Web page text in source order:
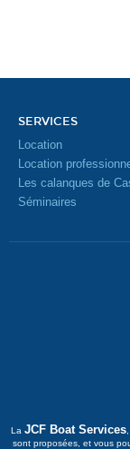
SERVICES
Location
Location
Les calanques de
Séminaires
La JCF Boat Services
sont proposées, et vous